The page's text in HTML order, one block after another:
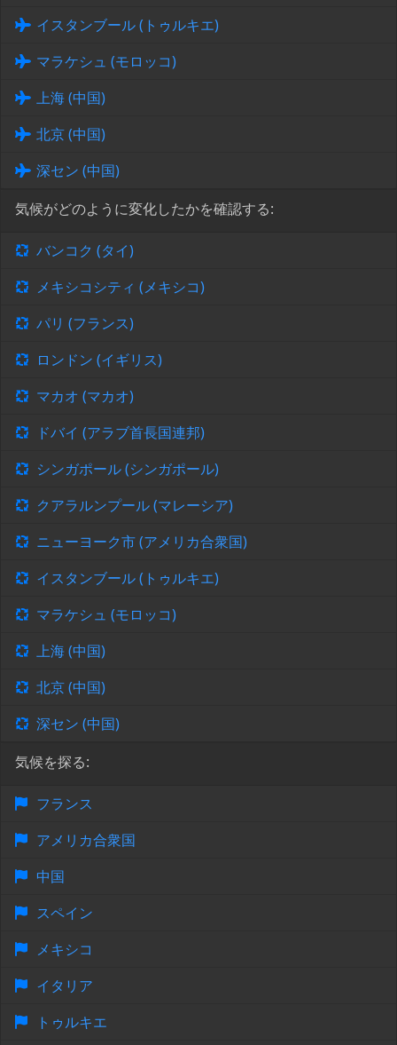
イスタンブール (トゥルキエ)
マラケシュ (モロッコ)
上海 (中国)
北京 (中国)
深セン (中国)
気候がどのように変化したかを確認する:
バンコク (タイ)
メキシコシティ (メキシコ)
パリ (フランス)
ロンドン (イギリス)
マカオ (マカオ)
ドバイ (アラブ首長国連邦)
シンガポール (シンガポール)
クアラルンプール (マレーシア)
ニューヨーク市 (アメリカ合衆国)
イスタンブール (トゥルキエ)
マラケシュ (モロッコ)
上海 (中国)
北京 (中国)
深セン (中国)
気候を探る:
フランス
アメリカ合衆国
中国
スペイン
メキシコ
イタリア
トゥルキエ